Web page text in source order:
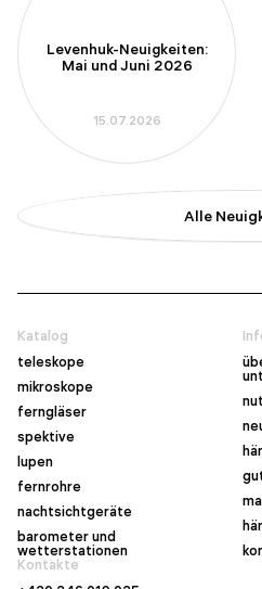
Levenhuk-Neuigkeiten:
Mai und Juni 2026
15.07.2026
Alle
Katalog
teleskope
mikroskope
ferngläser
spektive
lupen
fernrohre
nachtsichtgeräte
barometer und
wetterstationen
Kontakte